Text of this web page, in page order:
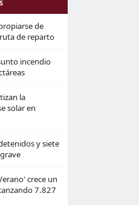
de
de reparto
incendio
la
solar en
y siete
crece un
7.827